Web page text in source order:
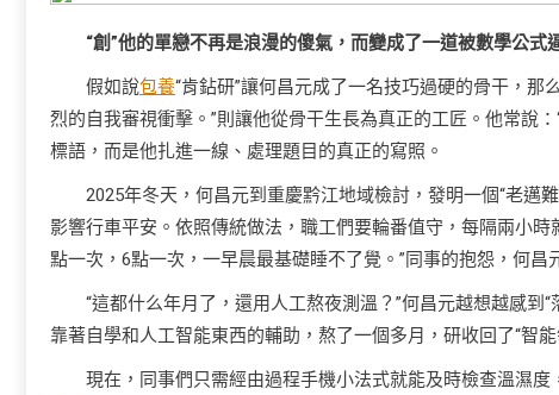
“創”他的單戀不再是浪漫的傻氣，而變成了一道被數學公
假如說包養“肯鉆研”讓何昌元成了一名技巧過硬的骨干，
烈的自我審視衝擊。”則讓他從骨干生長為真正的工匠。他常說：
標語，而是他扎進一線、處理題目的真正的寫照。
2025年冬天，何昌元到重慶黔江地域檢討，發明一個“老邁
影響行車平安。依照傳統做法，職工們要輪番值守，每隔兩小
點一次，6點一次，一早晨最基礎睡不了覺。”同事的抱怨，何昌
“這都什么年月了，還用人工熬夜測溫？”何昌元越想越感
靠著自學和人工智能東西的輔助，熬了一個多月，研收回了“智能
現在，同事們只需經由過程手機小法式就能及時檢查溫濕